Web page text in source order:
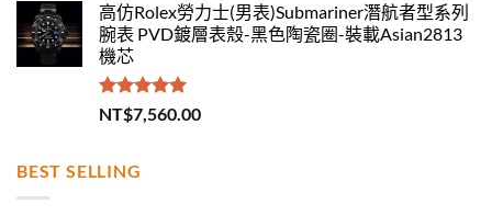
高仿Rolex勞力士(男表)Submariner潛航者型系列
腕表 PVD鍍層表殼-黑色陶瓷圈-裝載Asian2813
機芯
評分 5.00
滿分 5
NT$7,560.00
BEST SELLING